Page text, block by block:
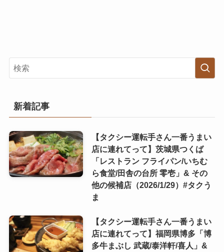
新着記事
【タクシー運転手さん一番うまい
店に連れてって】茨城県つくば
「レストラン フライパン/いちむ
ら食堂/田舎の台所 零壱」& その
他の候補店（2026/1/29）#タクう
ま
【タクシー運転手さん一番うまい
店に連れてって】福岡県博多「博
多牛まぶし 武蔵/泰洋軒/喜人」&